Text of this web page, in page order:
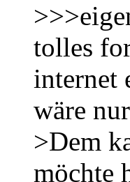
tolles
internet
wäre
>Dem
möchte